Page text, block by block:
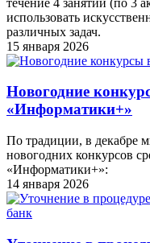
использовать
различных задач.
15 января 2026
Новогодние
«Информатики+»
По традиции, в декабре
новогодних конкурсов
«Информатики+»:
14 января 2026